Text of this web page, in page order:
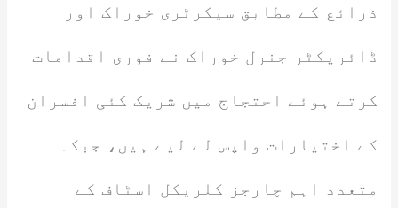
ذرائع کے مطابق سیکرٹری خوراک اور
ڈائریکٹر جنرل خوراک نے فوری اقدامات
کرتے ہوئے احتجاج میں شریک کئی افسران
کے اختیارات واپس لے لیے ہیں، جبکہ
متعدد اہم چارجز کلریکل اسٹاف کے